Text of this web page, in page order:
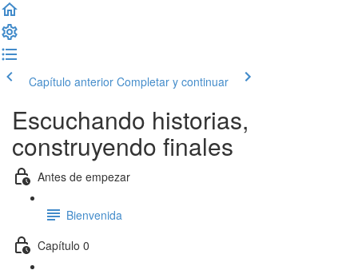
Capítulo anterior Completar y continuar
Escuchando historias,
construyendo finales
Antes de empezar
Bienvenida
Capítulo 0